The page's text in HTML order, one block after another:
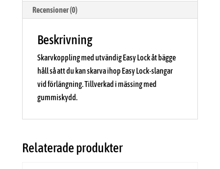
Recensioner (0)
Beskrivning
Skarvkoppling med utvändig Easy Lock åt bägge
håll så att du kan skarva ihop Easy Lock-slangar
vid förlängning. Tillverkad i mässing med
gummiskydd.
Relaterade produkter